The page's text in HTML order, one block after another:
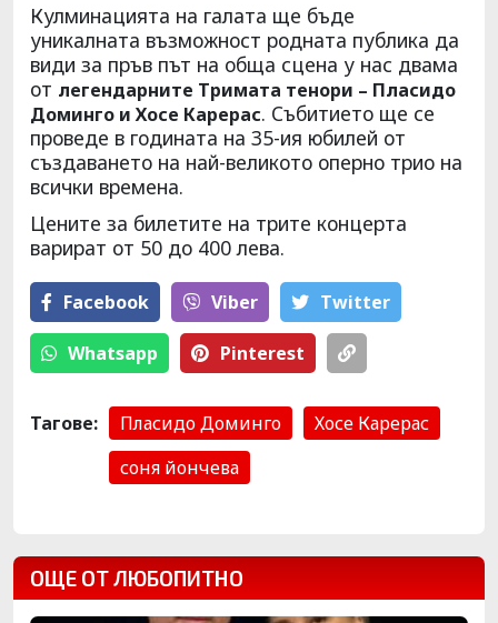
Кулминацията на галата ще бъде
уникалната възможност родната публика да
види за пръв път на обща сцена у нас двама
от легендарните Тримата тенори – Пласидо
Доминго и Хосе Карерас. Събитието ще се
проведе в годината на 35-ия юбилей от
създаването на най-великото оперно трио на
всички времена.
Цените за билетите на трите концерта
варират от 50 до 400 лева.
Facebook Viber Тwitter
Whatsapp Pinterest
Тагове: Пласидо Доминго
Хосе Карерас
соня йончева
ОЩЕ ОТ ЛЮБОПИТНО